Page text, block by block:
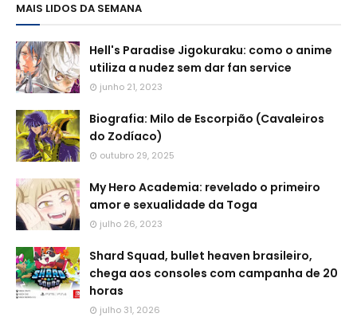
MAIS LIDOS DA SEMANA
Hell's Paradise Jigokuraku: como o anime
utiliza a nudez sem dar fan service
junho 21, 2023
Biografia: Milo de Escorpião (Cavaleiros
do Zodíaco)
outubro 29, 2025
My Hero Academia: revelado o primeiro
amor e sexualidade da Toga
julho 26, 2023
Shard Squad, bullet heaven brasileiro,
chega aos consoles com campanha de 20
horas
julho 31, 2026